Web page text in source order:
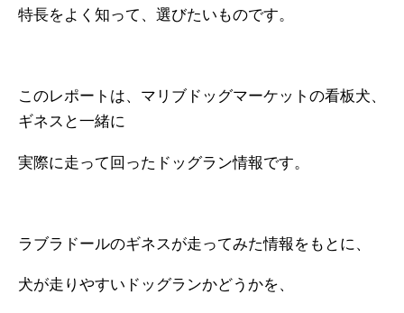
特長をよく知って、選びたいものです。
このレポートは、マリブドッグマーケットの看板犬、
ギネスと一緒に
実際に走って回ったドッグラン情報です。
ラブラドールのギネスが走ってみた情報をもとに、
犬が走りやすいドッグランかどうかを、